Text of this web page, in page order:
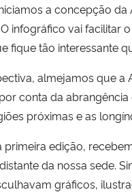
a concepção
infográfico vai facilitar
fique tão interessante
almejamos que a
conta da
próximas e as
primeira edição,
da nossa sede.
gráficos,